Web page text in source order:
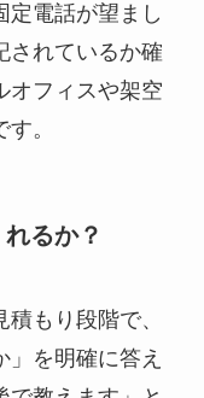
定電話が望まし
されているか確
オフィスや架空
。
るか？
もり段階で、
」を明確に答え